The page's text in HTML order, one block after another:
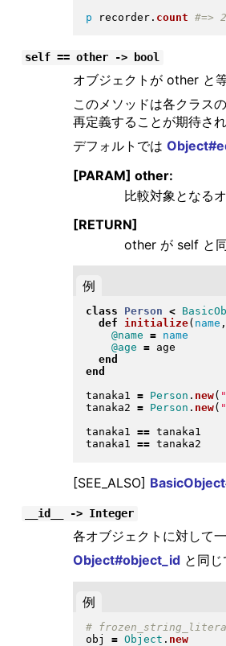
p recorder. count
self == other -> bool
オブジェクトが other と
このメソッドは各クラス
再定義することが期待され
デフォルトでは
[PARAM] other:
比較対象となる
[RETURN]
other が self と
例
class Person <
def
initialize( name
@name =
name
@age = age
end
end
tanaka1 = Person . new( "
tanaka2 = Person . new( "
tanaka1 == tanaka1
tanaka1 == tanaka2
[SEE_ALSO]
__id__ -> Integer
各オブジェクトに対して
Object#object_idと同じ
例
obj = Object . new